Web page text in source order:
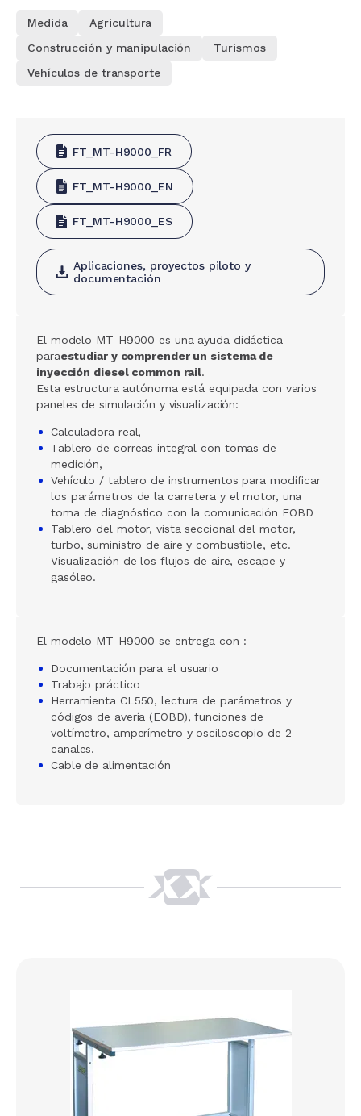
Medida
Agricultura
Construcción y manipulación
Turismos
Vehículos de transporte
FT_MT-H9000_FR
FT_MT-H9000_EN
FT_MT-H9000_ES
Aplicaciones, proyectos piloto y
documentación
El modelo MT-H9000 es una ayuda didáctica
paraestudiar y comprender un sistema de
inyección diesel common rail.
Esta estructura autónoma está equipada con varios
paneles de simulación y visualización:
Calculadora real,
Tablero de correas integral con tomas de
medición,
Vehículo / tablero de instrumentos para modificar
los parámetros de la carretera y el motor, una
toma de diagnóstico con la comunicación EOBD
Tablero del motor, vista seccional del motor,
turbo, suministro de aire y combustible, etc.
Visualización de los flujos de aire, escape y
gasóleo.
El modelo MT-H9000 se entrega con :
Documentación para el usuario
Trabajo práctico
Herramienta CL550, lectura de parámetros y
códigos de avería (EOBD), funciones de
voltímetro, amperímetro y osciloscopio de 2
canales.
Cable de alimentación